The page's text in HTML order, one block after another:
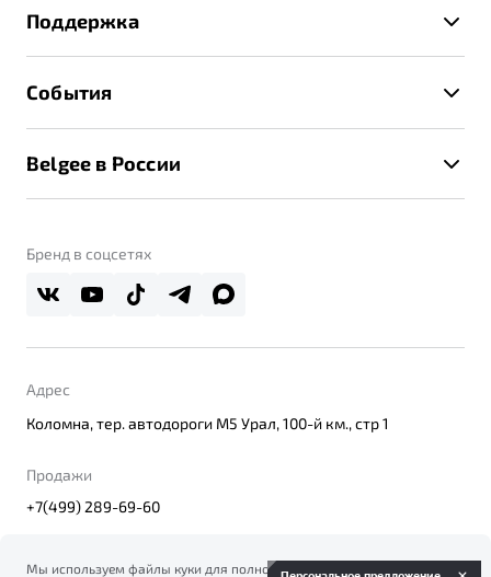
Страхование
Расчет КАСКО
Техническое обслуживание
Калькулятор ТО
Поддержка
Помощь на дорогах
Belgee Линк
События
Belgee в России
О дилерском центре
Правовая информация
Бренд в соцсетях
Адрес
Коломна, тер. автодороги М5 Урал, 100-й км., стр 1
Продажи
+7(499) 289-69-60
Мы используем файлы куки для полноценного функционирования